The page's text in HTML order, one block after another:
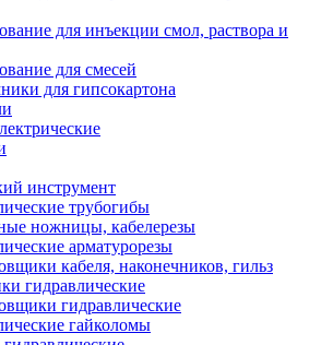
для инъекции смол, раствора и
для смесей
для гипсокартона
инструмент
трубогибы
ножницы, кабелерезы
арматурорезы
кабеля, наконечников, гильз
гидравлические
гидравлические
гайколомы